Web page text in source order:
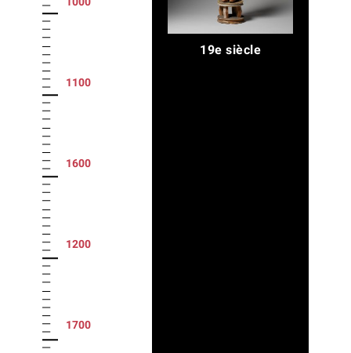
1100
1600
1200
1700
19e siècle